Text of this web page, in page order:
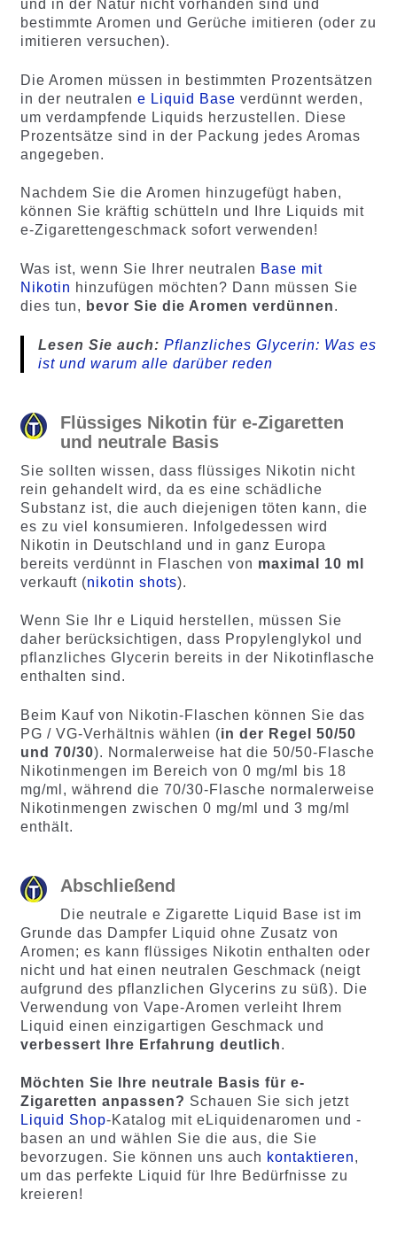
und in der Natur nicht vorhanden sind und
bestimmte Aromen und Gerüche imitieren (oder zu
imitieren versuchen).
Die Aromen müssen in bestimmten Prozentsätzen
in der neutralen e Liquid Base verdünnt werden,
um verdampfende Liquids herzustellen. Diese
Prozentsätze sind in der Packung jedes Aromas
angegeben.
Nachdem Sie die Aromen hinzugefügt haben,
können Sie kräftig schütteln und Ihre Liquids mit
e-Zigarettengeschmack sofort verwenden!
Was ist, wenn Sie Ihrer neutralen Base mit
Nikotin hinzufügen möchten? Dann müssen Sie
dies tun, bevor Sie die Aromen verdünnen.
Lesen Sie auch: Pflanzliches Glycerin: Was es
ist und warum alle darüber reden
Flüssiges Nikotin für e-Zigaretten
und neutrale Basis
Sie sollten wissen, dass flüssiges Nikotin nicht
rein gehandelt wird, da es eine schädliche
Substanz ist, die auch diejenigen töten kann, die
es zu viel konsumieren. Infolgedessen wird
Nikotin in Deutschland und in ganz Europa
bereits verdünnt in Flaschen von maximal 10 ml
verkauft (nikotin shots).
Wenn Sie Ihr e Liquid herstellen, müssen Sie
daher berücksichtigen, dass Propylenglykol und
pflanzliches Glycerin bereits in der Nikotinflasche
enthalten sind.
Beim Kauf von Nikotin-Flaschen können Sie das
PG / VG-Verhältnis wählen (in der Regel 50/50
und 70/30). Normalerweise hat die 50/50-Flasche
Nikotinmengen im Bereich von 0 mg/ml bis 18
mg/ml, während die 70/30-Flasche normalerweise
Nikotinmengen zwischen 0 mg/ml und 3 mg/ml
enthält.
Abschließend
Die neutrale e Zigarette Liquid Base ist im
Grunde das Dampfer Liquid ohne Zusatz von
Aromen; es kann flüssiges Nikotin enthalten oder
nicht und hat einen neutralen Geschmack (neigt
aufgrund des pflanzlichen Glycerins zu süß). Die
Verwendung von Vape-Aromen verleiht Ihrem
Liquid einen einzigartigen Geschmack und
verbessert Ihre Erfahrung deutlich.
Möchten Sie Ihre neutrale Basis für e-
Zigaretten anpassen? Schauen Sie sich jetzt
Liquid Shop-Katalog mit eLiquidenaromen und -
basen an und wählen Sie die aus, die Sie
bevorzugen. Sie können uns auch kontaktieren,
um das perfekte Liquid für Ihre Bedürfnisse zu
kreieren!